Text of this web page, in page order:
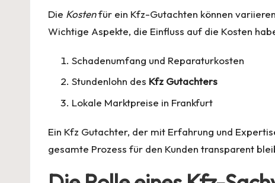
Die Kostenfür ein Kfz-Gutachten können
Wichtige Aspekte, die Einfluss auf die Kosten
Schadenumfang und Reparaturkosten
Stundenlohn des Kfz Gutachters
Lokale Marktpreise in Frankfurt
Ein Kfz Gutachter, der mit Erfahrung und
gesamte Prozess für den Kunden transparent